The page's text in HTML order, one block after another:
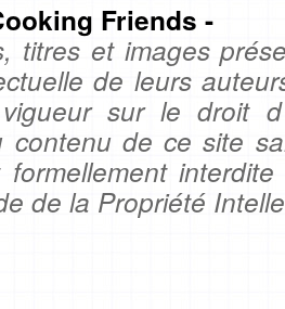
Friends -
titres et images
de leurs
sur le droit
contenu de ce site
de la Propriété